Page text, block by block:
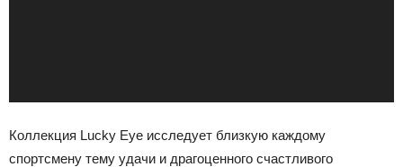
Коллекция Lucky Eye исследует близкую каждому
спортсмену тему удачи и драгоценного счастливого